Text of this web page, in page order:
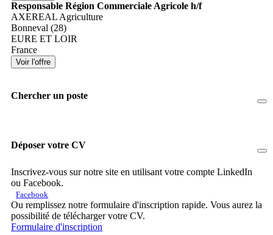
Responsable Région Commerciale Agricole h/f
AXEREAL Agriculture
Bonneval (28)
EURE ET LOIR
France
Chercher un poste
Déposer votre CV
Inscrivez-vous sur notre site en utilisant votre compte LinkedIn
ou Facebook.
Facebook
Ou remplissez notre formulaire d'inscription rapide. Vous aurez la
possibilité de télécharger votre CV.
Formulaire d'inscription